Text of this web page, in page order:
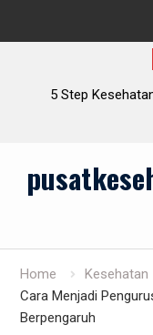
5 Step
content
Home
Kesehatan
Cara Menjadi
Berpengaruh